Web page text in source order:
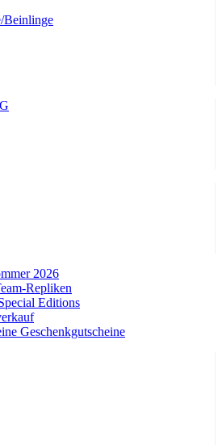
Beinlinge
2026
Repliken
Editions
Geschenkgutscheine